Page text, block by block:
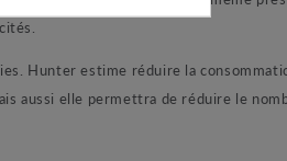
Hunter estime réduire la
aussi elle permettra de réduire le